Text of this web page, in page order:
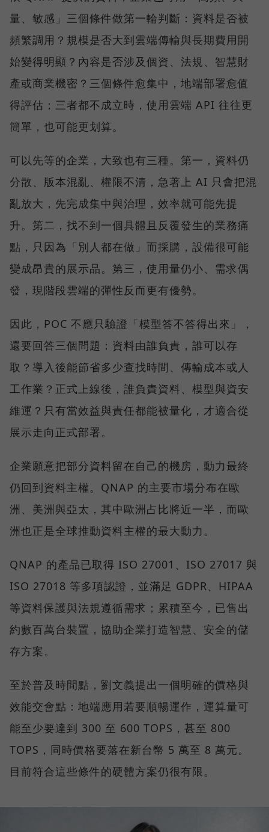
量、敏感」三個條件做第一輪判斷：資料是否被
頻繁調用？規模是否大到雲端傳輸與長期費用開
始變得明顯？內容是否涉及個資、法規、智慧財
產或商業機密？三個條件愈集中，地端部署愈值
得評估；三者都不成立時，使用雲端 API 往往更
簡單，也可能更划算。
可以先等的企業，大致也有三種。第一，資料仍
分散、版本混亂、權限不清，急著上 AI 只會把混
亂放大，先完成集中與治理，效率就可能先提
升。第二，找不到一個具體且反覆發生的業務痛
點，只因為「別人都在做」而採購，設備很可能
變成昂貴的展示品。第三，使用量仍小、需求偶
發，現階段雲端的彈性反而更有優勢。
因此，POC 不應只驗證「模型答不答得出來」，
還要回答三個問題：資料由誰負責，誰可以存
取？導入後能節省多少查找時間、傳輸成本或人
工作業？正式上線後，誰負責資料、模型與資安
維運？只有當效益與責任都能被量化，才適合從
展示走向正式部署。
企業願意把部分資料留在自己的機房，動力最終
仍回到資料主權。QNAP 的主要市場分布在歐
洲、美洲與亞太，其中歐洲占比將近一半，而歐
洲也正是全球推動資料主權的最大動力。
QNAP 的產品已取得 ISO 27001、ISO 27017 與
ISO 27018 等多項認證，並滿足 GDPR、HIPAA
等資料保護與法規遵循需求；累積至今，已售出
約數百萬台裝置，協助企業打造智慧、安全的儲
存方案。
至於普及時間點，劉文義提出一個明確的價格與
效能交會點：地端應用若要順暢運作，運算量可
能至少要達到 300 至 600 TOPS，甚至 800
TOPS，同時價格要落在新台幣 5 萬至 8 萬元。
目前符合這些條件的硬體方案仍很有限。